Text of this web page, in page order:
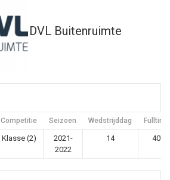
DVL Buitenruimte
Competitie Seizoen Wedstrijddag Fulltime
Klasse (2)
2021-
2022
14 40'